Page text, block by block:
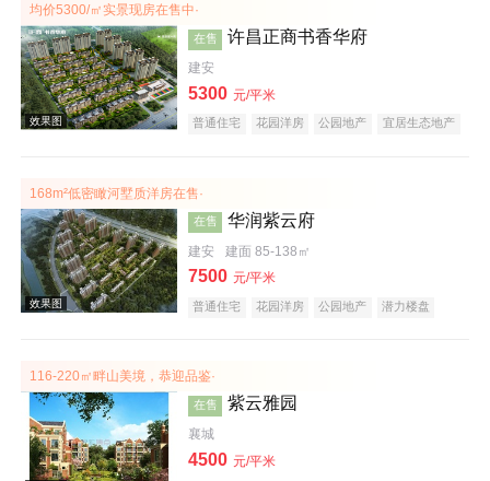
效果图
效果图
均价5300/㎡实景现房在售中·
在售 许昌正商书香华府
建安
5300 元/平米
普通住宅 花园洋房 公园地产
宜居生态地产
168m²低密瞰河墅质洋房在售·
在售 华润紫云府
建安 建面 85-138㎡
7500 元/平米
普通住宅 花园洋房 公园地产
潜力楼盘
116-220㎡畔山美境，恭迎品鉴·
在售 紫云雅园
襄城
4500 元/平米